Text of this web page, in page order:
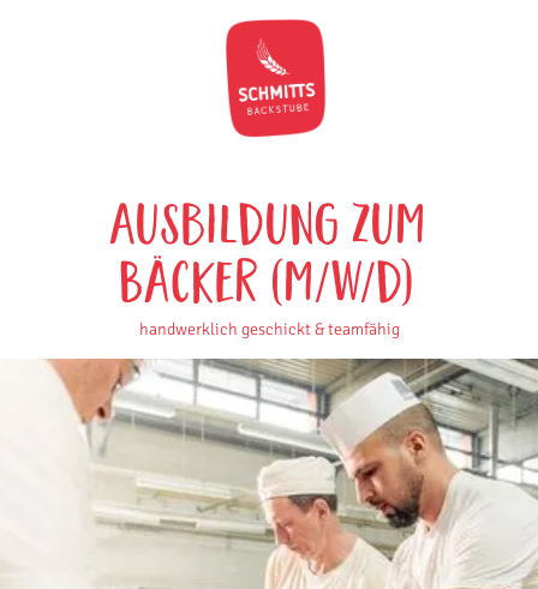
Ausbildung zum
Bäcker (m/w/d)
handwerklich geschickt & teamfähig